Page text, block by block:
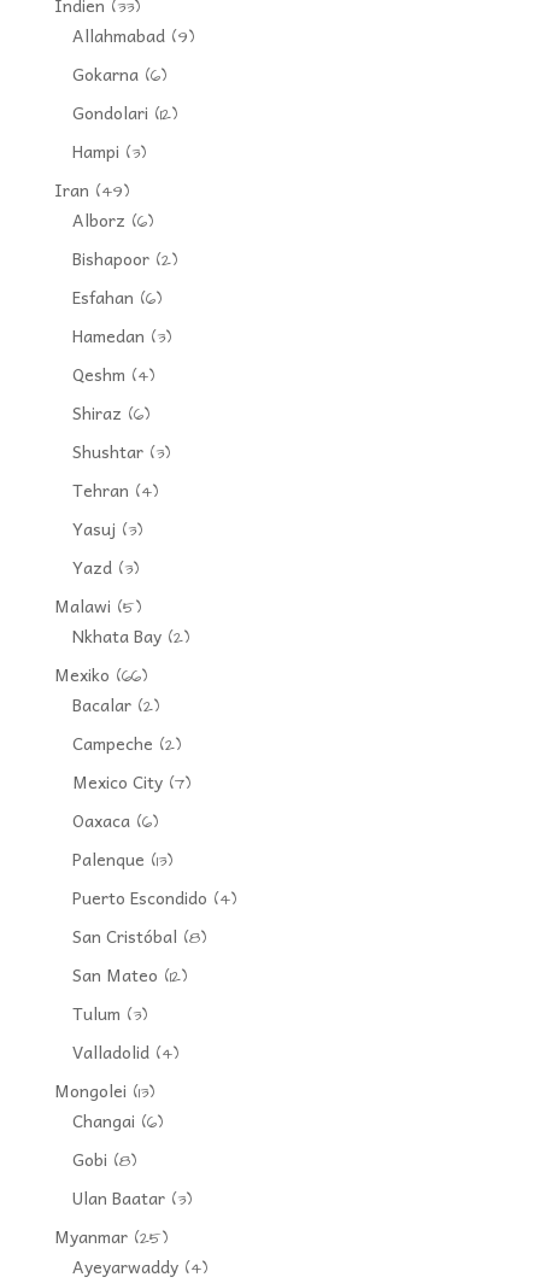
(33)
Allahmabad(9)
Gokarna(6)
Gondolari (12)
Hampi (3)
Iran (49)
Alborz (6)
Bishapoor(2)
Esfahan (6)
Hamedan (3)
Qeshm (4)
Shiraz (6)
Shushtar(3)
Tehran (4)
Yasuj (3)
Yazd(3)
Malawi (5)
Nkhata Bay(2)
Mexiko (66)
Bacalar(2)
Campeche (2)
Mexico City(7)
Oaxaca(6)
Palenque (13)
Puerto Escondido (4)
San Cristóbal (8)
San Mateo (12)
Tulum (3)
Valladolid(4)
Mongolei (13)
Changai (6)
Gobi (8)
Ulan Baatar(3)
Myanmar(25)
Ayeyarwaddy(4)